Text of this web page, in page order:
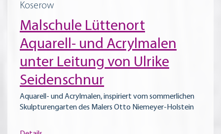
Koserow
Malschule Lüttenort
Aquarell- und Acrylmalen
unter Leitung von Ulrike
Seidenschnur
Aquarell- und Acrylmalen, inspiriert vom sommerlichen
Skulpturengarten des Malers Otto Niemeyer-Holstein